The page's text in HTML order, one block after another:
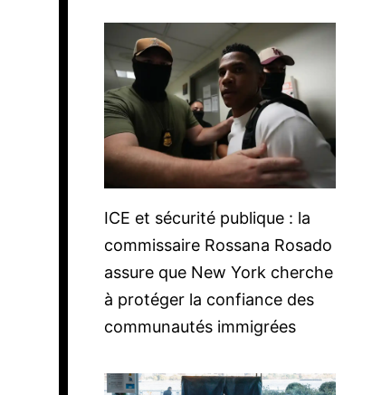
ICE et sécurité publique : la
commissaire Rossana Rosado
assure que New York cherche
à protéger la confiance des
communautés immigrées